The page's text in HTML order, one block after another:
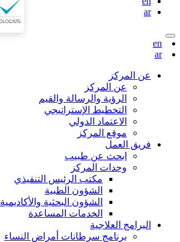
ar
en
ar
عن المركز
عن المركز
الرؤية والرسالة والقيم
التخطيط الإستراتيجي
الاعتماد الدولي
موقع المركز
فريق العمل
ابحث عن طبيب
وحدات المركز
مكتب الرئيس التنفيذي
الشؤون الطبية
الشؤون البحثية والأكاديمية
الخدمات المساعدة
البرامج العلاجية
برنامج سرطانات أمراض النساء